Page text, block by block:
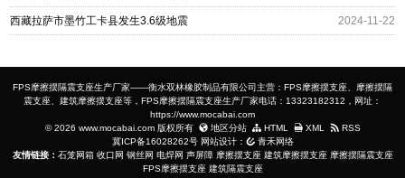
西藏拉萨市墨竹工卡县发生3.6级地震 2024-11-22
FPS摩擦摆隔震支座生产厂家——衡水双林橡胶制品有限公司主营：FPS摩擦摆支座、摩擦摆隔
震支座、建筑摩擦摆支座等，FPS摩擦摆隔震支座生产厂家电话：13323182312，网址：
https://www.mocabai.com
© 2026 www.mocabai.com 版权所有
地区分站 HTML XML
RSS
冀ICP备16028262号网站设计：
青禾网络
友情链接： 石笼网箱 收口网 钢丝网 电焊网 声屏障 摩擦摆支座 建筑摩擦摆支座 摩擦摆隔震支座
FPS摩擦摆支座 建筑隔震支座